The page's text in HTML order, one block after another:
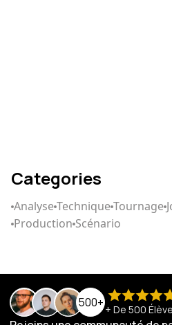
Categories
AnalyseTechniqueTournage
Production Scénario
500+ + De 500